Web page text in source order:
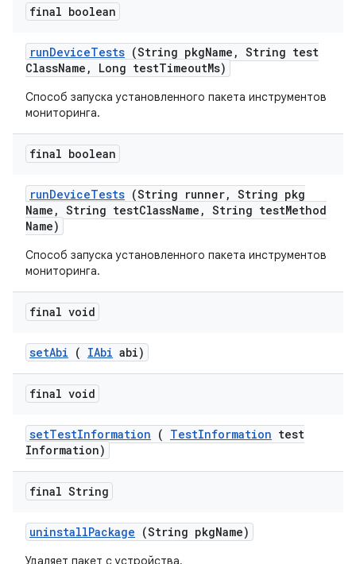
final boolean
runDeviceTests (String pkgName , String test
ClassName , Long testTimeoutMs)
Способ запуска установленного пакета инструментов
мониторинга.
final boolean
runDeviceTests (String runner, String pkg
Name , String testClassName , String testMethod
Name)
Способ запуска установленного пакета инструментов
мониторинга.
final void
setAbi ( IAbi abi)
final void
setTestInformation ( TestInformation test
Information)
final String
uninstallPackage (String pkgName)
Удаляет пакет с устройства.